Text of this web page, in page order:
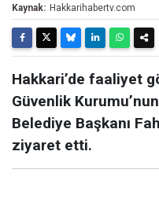
Kaynak: Hakkarihabertv.com
Hakkari’de faaliyet
Güvenlik
Belediye Başkanı
ziyaret etti.